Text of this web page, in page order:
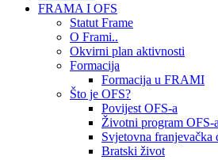
FRAMA I OFS
Statut Frame
O Frami..
Okvirni plan aktivnosti
Formacija
Formacija u FRAMI
Što je OFS?
Povijest OFS-a
Životni program OFS-a
Svjetovna franjevačka
Bratski život